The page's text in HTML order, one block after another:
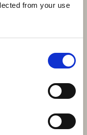
from your use